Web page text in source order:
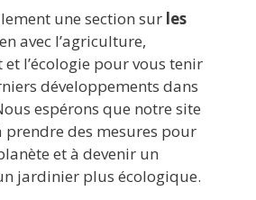
une section sur les
avec l’agriculture,
et l’écologie pour vous tenir
développements dans
espérons que notre site
prendre des mesures pour
et à devenir un
jardinier plus écologique.